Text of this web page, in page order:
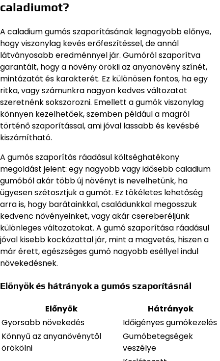
caladiumot?
A caladium gumós szaporításának legnagyobb előnye,
hogy viszonylag kevés erőfeszítéssel, de annál
látványosabb eredménnyel jár. Gumóról szaporítva
garantált, hogy a növény örökli az anyanövény színét,
mintázatát és karakterét. Ez különösen fontos, ha egy
ritka, vagy számunkra nagyon kedves változatot
szeretnénk sokszorozni. Emellett a gumók viszonylag
könnyen kezelhetőek, szemben például a magról
történő szaporítással, ami jóval lassabb és kevésbé
kiszámítható.
A gumós szaporítás ráadásul költséghatékony
megoldást jelent: egy nagyobb vagy idősebb caladium
gumóból akár több új növényt is nevelhetünk, ha
ügyesen szétosztjuk a gumót. Ez tökéletes lehetőség
arra is, hogy barátainkkal, családunkkal megosszuk
kedvenc növényeinket, vagy akár csereberéljünk
különleges változatokat. A gumó szaporítása ráadásul
jóval kisebb kockázattal jár, mint a magvetés, hiszen a
már érett, egészséges gumó nagyobb eséllyel indul
növekedésnek.
Előnyök és hátrányok a gumós szaporításnál
Előnyök
Hátrányok
Gyorsabb növekedés
Időigényes gumókezelés
Könnyű az anyanövénytől
örökölni
Gumóbetegségek
veszélye